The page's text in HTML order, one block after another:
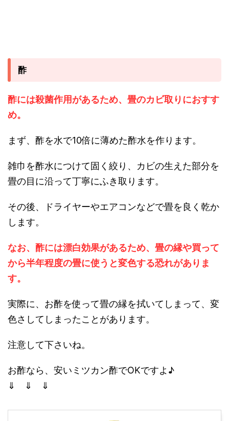
酢
酢には殺菌作用があるため、畳のカビ取りにおすす
め。
まず、酢を水で10倍に薄めた酢水を作ります。
雑巾を酢水につけて固く絞り、カビの生えた部分を
畳の目に沿って丁寧にふき取ります。
その後、ドライヤーやエアコンなどで畳を良く乾か
します。
なお、酢には漂白効果があるため、畳の縁や買って
から半年程度の畳に使うと変色する恐れがありま
す。
実際に、お酢を使って畳の縁を拭いてしまって、変
色さしてしまったことがあります。
注意して下さいね。
お酢なら、安いミツカン酢でOKですよ♪
⇓ ⇓ ⇓